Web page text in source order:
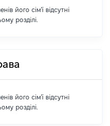
його сім'ї відсутні
розділі.
його сім'ї відсутні
розділі.